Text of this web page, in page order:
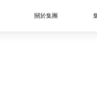
關於集團